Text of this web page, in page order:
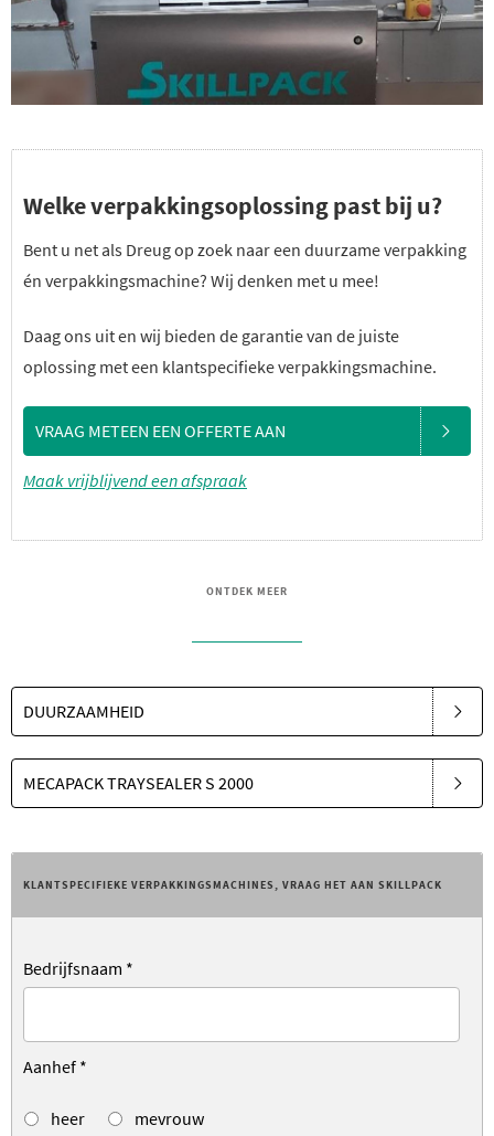
Welke verpakkingsoplossing past bij u?
Bent u net als Dreug op zoek naar een duurzame verpakking
én verpakkingsmachine? Wij denken met u mee!
Daag ons uit en wij bieden de garantie van de juiste
oplossing met een klantspecifieke verpakkingsmachine.
VRAAG METEEN EEN OFFERTE AAN
Maak vrijblijvend een afspraak
ONTDEK MEER
DUURZAAMHEID
MECAPACK TRAYSEALER S 2000
KLANTSPECIFIEKE VERPAKKINGSMACHINES, VRAAG HET AAN SKILLPACK
Bedrijfsnaam *
Aanhef *
heer mevrouw